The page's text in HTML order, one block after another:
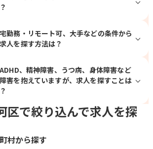
勤務・リモート可、大手などの条件から
人を探す方法は？
、精神障害、うつ病、身体障害など
害を抱えていますが、求人を探すことは
区で絞り込んで求人を探
村から探す